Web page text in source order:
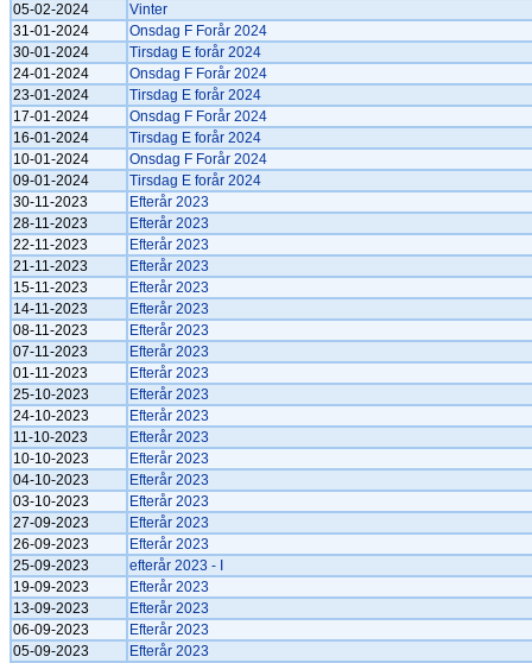
05-02-2024
Vinter
31-01-2024
Onsdag F Forår 2024
30-01-2024
Tirsdag E forår 2024
24-01-2024
Onsdag F Forår 2024
23-01-2024
Tirsdag E forår 2024
17-01-2024
Onsdag F Forår 2024
16-01-2024
Tirsdag E forår 2024
10-01-2024
Onsdag F Forår 2024
09-01-2024
Tirsdag E forår 2024
30-11-2023
Efterår 2023
28-11-2023
Efterår 2023
22-11-2023
Efterår 2023
21-11-2023
Efterår 2023
15-11-2023
Efterår 2023
14-11-2023
Efterår 2023
08-11-2023
Efterår 2023
07-11-2023
Efterår 2023
01-11-2023
Efterår 2023
25-10-2023
Efterår 2023
24-10-2023
Efterår 2023
11-10-2023
Efterår 2023
10-10-2023
Efterår 2023
04-10-2023
Efterår 2023
03-10-2023
Efterår 2023
27-09-2023
Efterår 2023
26-09-2023
Efterår 2023
25-09-2023
efterår 2023 - I
19-09-2023
Efterår 2023
13-09-2023
Efterår 2023
06-09-2023
Efterår 2023
05-09-2023
Efterår 2023